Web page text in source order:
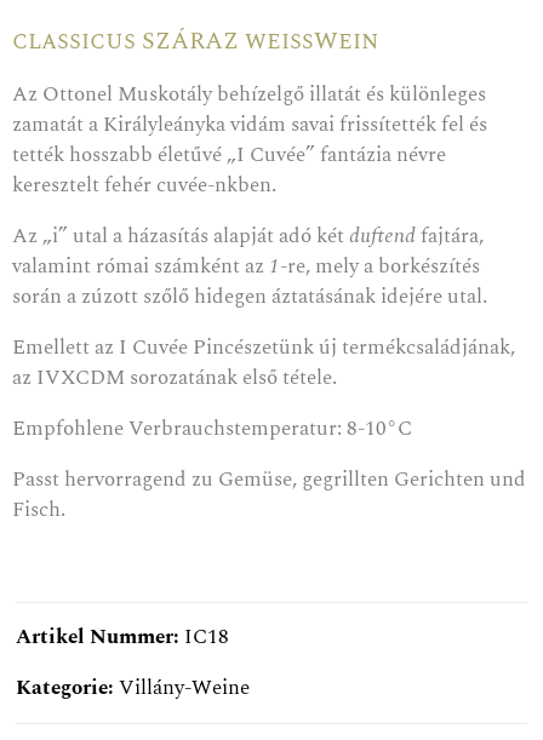
classicus SZÁRAZ weißWein
Az Ottonel Muskotály behízelgő illatát és különleges
zamatát a Királyleányka vidám savai frissítették fel és
tették hosszabb életűvé „I Cuvée” fantázia névre
keresztelt fehér cuvée-nkben.
Az „i” utal a házasítás alapját adó kétduftendfajtára,
valamint római számként az 1-re, mely a borkészítés
során a zúzott szőlő hidegen áztatásának idejére utal.
Emellett az I Cuvée Pincészetünk új termékcsaládjának,
az IVXCDM sorozatának első tétele.
Empfohlene Verbrauchstemperatur: 8-10°C
Passt hervorragend zu Gemüse, gegrillten Gerichten und
Fisch.
Artikel Nummer: IC18
Kategorie:Villány-Weine